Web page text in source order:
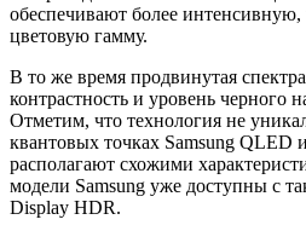
обеспечивают более
цветовую гамму.
В то же время продвинутая
контрастность и уровень черного
Отметим, что технология не
квантовых точках Samsung QLED
располагают схожими
модели Samsung уже доступны с
Display HDR.